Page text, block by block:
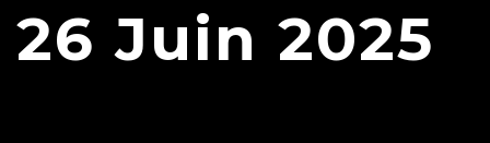
26 Juin 2025